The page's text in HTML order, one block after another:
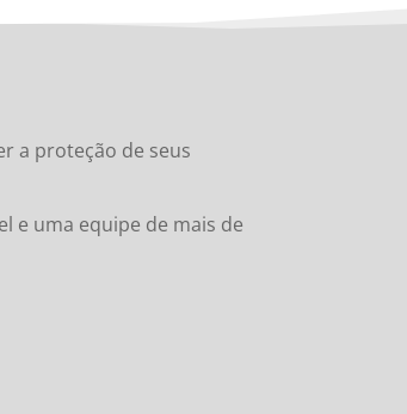
a proteção de seus
e uma equipe de mais de